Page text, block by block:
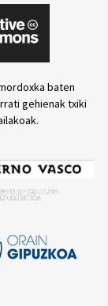
baten
gehienak txiki